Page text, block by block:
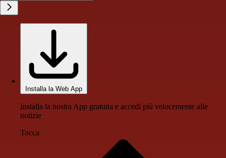
Installa la Web App
Installa la nostra App gratuita e accedi più velocemente alle
notizie
Tocca